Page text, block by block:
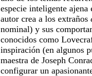
especie inteligente
autor crea a los extraños
nominal) y sus
conocidos como
inspiración (en algunos
maestra de Joseph
configurar un